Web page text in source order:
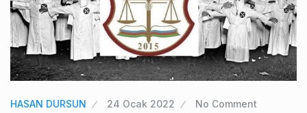
HASAN DURSUN 24 Ocak 2022 No Comment